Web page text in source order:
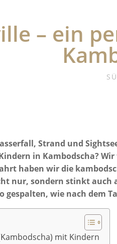
– ein
Strand und
in Kambodscha?
haben wir die
nur, sondern stinkt auch
gespalten, wie nach dem
mit Kindern